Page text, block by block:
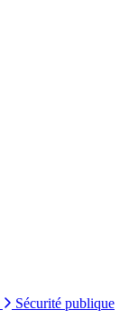
Sécurité publique